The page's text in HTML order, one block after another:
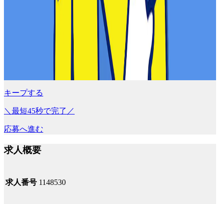
キープする
＼最短45秒で完了／
応募へ進む
求人概要
求人番号 1148530